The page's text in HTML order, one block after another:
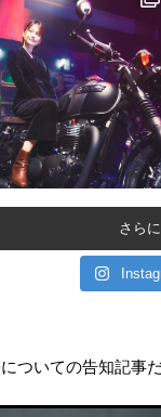
さら
ついての告知記事だ